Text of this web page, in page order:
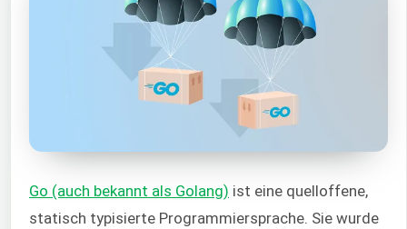
Go (auch bekannt als Golang) ist eine quelloffene,
statisch typisierte Programmiersprache. Sie wurde